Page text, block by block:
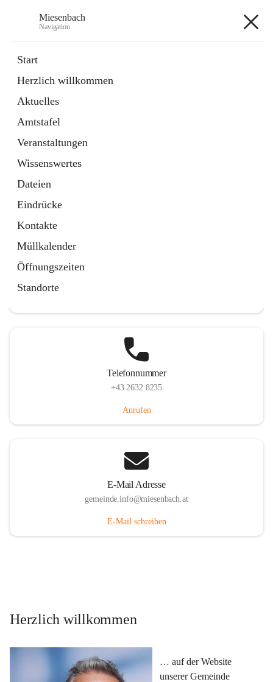
Miesenbach
Navigation
Start
Herzlich willkommen
Aktuelles
Amtstafel
Veranstaltungen
Wissenswertes
Dateien
Eindrücke
Kontakte
Müllkalender
Öffnungszeiten
Standorte
Externe Webseite
in
Tab
Region Schneebergland
Externe Webseite
öffnet
in
neuem
Tab
Telefonnummer
+43 2632 8235
Anrufen
E-Mail Adresse
gemeinde.info@miesenbach.at
E-Mail schreiben
Herzlich willkommen
… auf der Website
unserer Gemeinde